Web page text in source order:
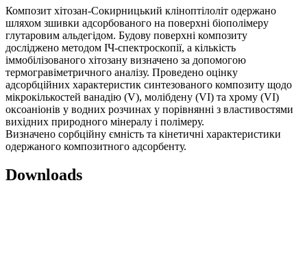
Композит хітозан-Сокирницький кліноптілоліт одержано
шляхом зшивки адсорбованого на поверхні біополімеру
глутаровим альдегідом. Будову поверхні композиту
досліджено методом ІЧ-спектроскопії, а кількість
іммобілізованого хітозану визначено за допомогою
термогравіметричного аналізу. Проведено оцінку
адсорбційних характеристик синтезованого композиту щодо
мікрокількостей ванадію (V), молібдену (VI) та хрому (VI)
оксоаніонів у водних розчинах у порівнянні з властивостями
вихідних природного мінералу і полімеру.
Визначено сорбційну ємність та кінетичні характеристики
одержаного композитного адсорбенту.
Downloads